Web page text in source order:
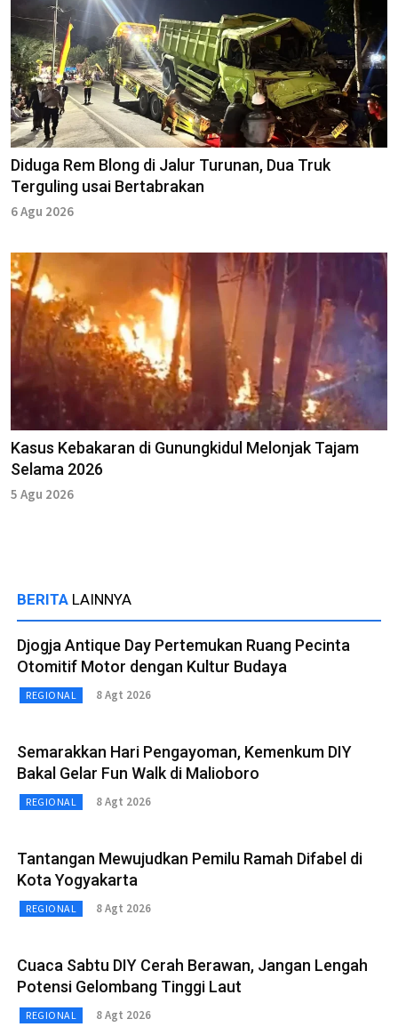
Diduga Rem Blong di Jalur Turunan, Dua Truk
Terguling usai Bertabrakan
6 Agu 2026
Kasus Kebakaran di Gunungkidul Melonjak Tajam
Selama 2026
5 Agu 2026
BERITA LAINNYA
Djogja Antique Day Pertemukan Ruang Pecinta
Otomitif Motor dengan Kultur Budaya
REGIONAL 8 Agt 2026
Semarakkan Hari Pengayoman, Kemenkum DIY
Bakal Gelar Fun Walk di Malioboro
REGIONAL 8 Agt 2026
Tantangan Mewujudkan Pemilu Ramah Difabel di
Kota Yogyakarta
REGIONAL 8 Agt 2026
Cuaca Sabtu DIY Cerah Berawan, Jangan Lengah
Potensi Gelombang Tinggi Laut
REGIONAL 8 Agt 2026